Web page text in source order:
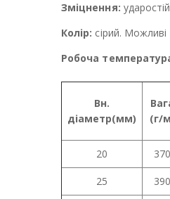
Зміцнення:
Колір: сірий.
Робоча
Вн.
діаметр(мм)
(г/
20 370
25 390